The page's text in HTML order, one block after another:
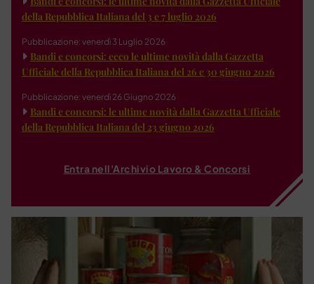
della Repubblica Italiana del 3 e 7 luglio 2026
Pubblicazione: venerdì 3 Luglio 2026
Bandi e concorsi: ecco le ultime novità dalla Gazzetta
Ufficiale della Repubblica Italiana del 26 e 30 giugno 2026
Pubblicazione: venerdì 26 Giugno 2026
Bandi e concorsi: le ultime novità dalla Gazzetta Ufficiale
della Repubblica Italiana del 23 giugno 2026
Entra nell'Archivio Lavoro & Concorsi